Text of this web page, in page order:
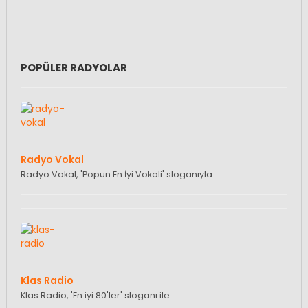
POPÜLER RADYOLAR
Radyo Vokal
Radyo Vokal, 'Popun En İyi Vokali' sloganıyla…
Klas Radio
Klas Radio, 'En iyi 80'ler' sloganı ile…